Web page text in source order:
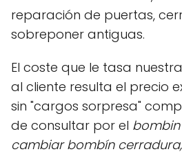
reparación de puertas,
sobreponer antiguas.
El coste que le tasa
al cliente resulta el precio
sin "cargos sorpresa"
de consultar por el
cambiar bombín